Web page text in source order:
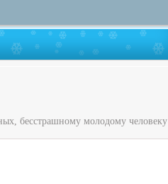
бесстрашному молодому человеку